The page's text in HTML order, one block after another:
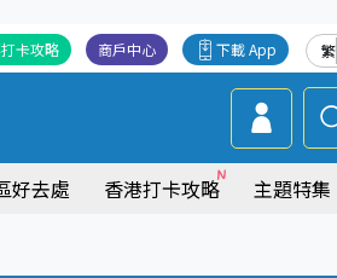
繁
下載 App
商戶中心
卡攻略
好去處 香港打卡攻略 主題特集